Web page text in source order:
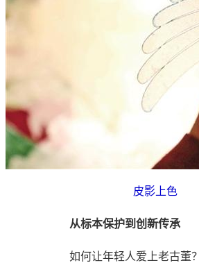
皮影上色
从标本保护到创新传承
如何让年轻人爱上老古董